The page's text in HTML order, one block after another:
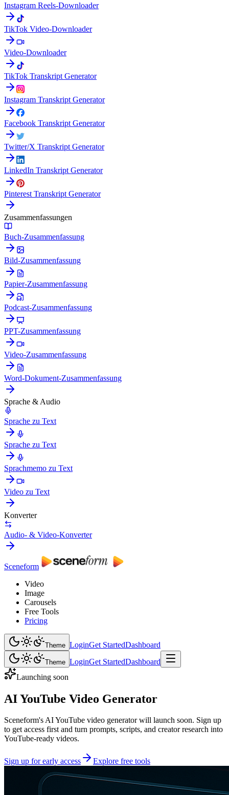
Instagram Reels-Downloader
TikTok Video-Downloader
Video-Downloader
TikTok Transkript Generator
Instagram Transkript Generator
Facebook Transkript Generator
Twitter/X Transkript Generator
LinkedIn Transkript Generator
Pinterest Transkript Generator
Zusammenfassungen
Buch-Zusammenfassung
Bild-Zusammenfassung
Papier-Zusammenfassung
Podcast-Zusammenfassung
PPT-Zusammenfassung
Video-Zusammenfassung
Word-Dokument-Zusammenfassung
Sprache & Audio
Sprache zu Text
Sprache zu Text
Sprachmemo zu Text
Video zu Text
Konverter
Audio- & Video-Konverter
Sceneform
Video
Image
Carousels
Free Tools
Pricing
Theme LoginGet StartedDashboard
Theme LoginGet StartedDashboard
Launching soon
AI YouTube Video Generator
Sceneform's AI YouTube video generator will launch soon. Sign up
to get access first and turn prompts, scripts, and creator research into
YouTube-ready videos.
Sign up for early access Explore free tools